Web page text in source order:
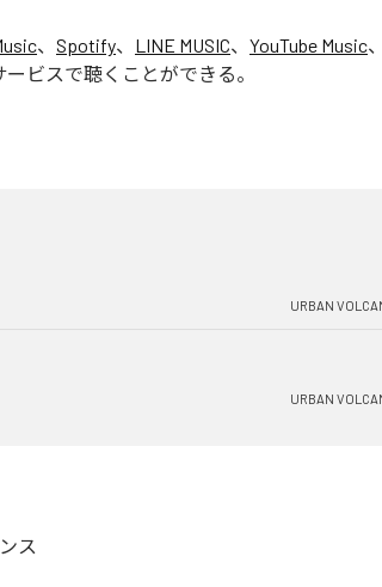
、 Spotify、 LINE MUSIC、 YouTube Music
ビスで聴くことができる。
URBAN
URBAN
ス